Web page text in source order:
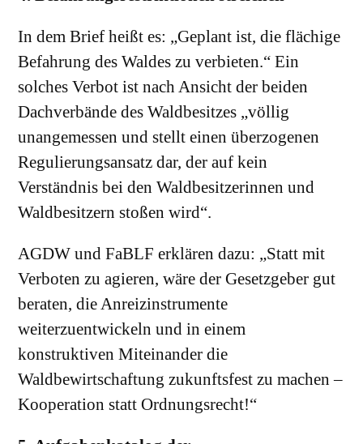
In dem Brief heißt es: „Geplant ist, die flächige
Befahrung des Waldes zu verbieten.“ Ein
solches Verbot ist nach Ansicht der beiden
Dachverbände des Waldbesitzes „völlig
unangemessen und stellt einen überzogenen
Regulierungsansatz dar, der auf kein
Verständnis bei den Waldbesitzerinnen und
Waldbesitzern stoßen wird“.
AGDW und FaBLF erklären dazu: „Statt mit
Verboten zu agieren, wäre der Gesetzgeber gut
beraten, die Anreizinstrumente
weiterzuentwickeln und in einem
konstruktiven Miteinander die
Waldbewirtschaftung zukunftsfest zu machen –
Kooperation statt Ordnungsrecht!“